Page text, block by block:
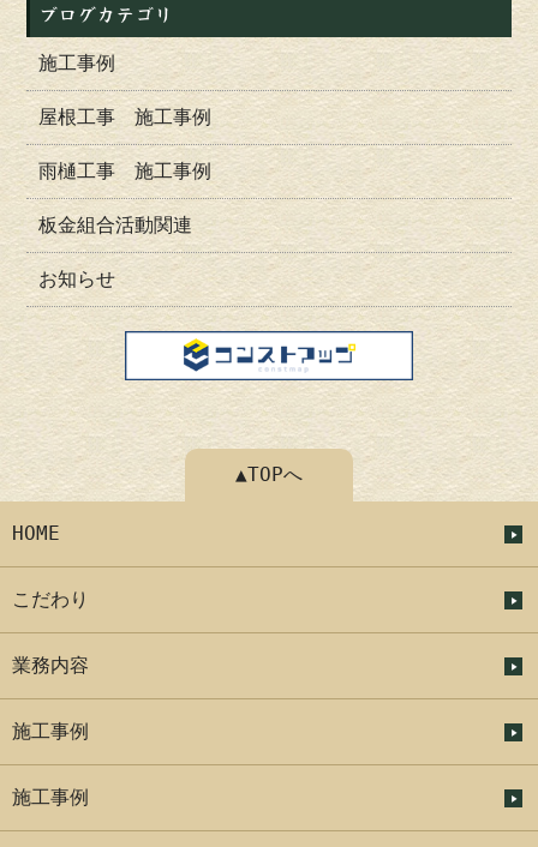
ブログカテゴリ
施工事例
屋根工事 施工事例
雨樋工事 施工事例
板金組合活動関連
お知らせ
▲TOPへ
HOME
こだわり
業務内容
施工事例
施工事例